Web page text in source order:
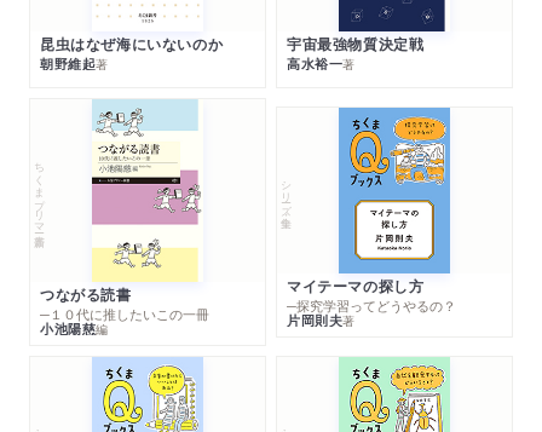
昆虫はなぜ海にいないのか
朝野維起著
宇宙最強物質決定戦
高水裕一著
ちくまプリマー新書
つながる読書
─１０代に推したいこの一冊
小池陽慈編
シリーズ・全集
マイテーマの探し方
─探究学習ってどうやるの？
片岡則夫著